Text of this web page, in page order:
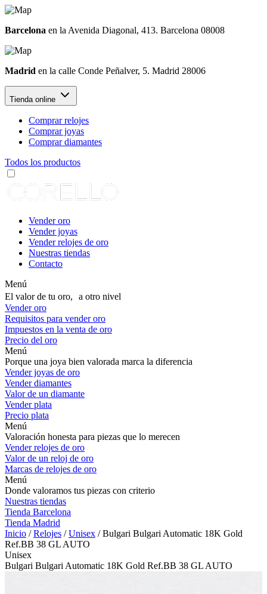
Barcelona en la Avenida Diagonal, 413. Barcelona 08008
Madrid en la calle Conde Peñalver, 5. Madrid 28006
Tienda online
Comprar relojes
Comprar joyas
Comprar diamantes
Todos los productos
Vender oro
Vender joyas
Vender relojes de oro
Nuestras tiendas
Contacto
Menú
El valor de tu oro, a otro nivel
Vender oro
Requisitos para vender oro
Impuestos en la venta de oro
Precio del oro
Menú
Porque una joya bien valorada marca la diferencia
Vender joyas de oro
Vender diamantes
Valor de un diamante
Vender plata
Precio plata
Menú
Valoración honesta para piezas que lo merecen
Vender relojes de oro
Valor de un reloj de oro
Marcas de relojes de oro
Menú
Donde valoramos tus piezas con criterio
Nuestras tiendas
Tienda Barcelona
Tienda Madrid
Inicio /Relojes /Unisex / Bulgari Bulgari Automatic 18K Gold
Ref.BB 38 GL AUTO
Unisex
Bulgari Bulgari Automatic 18K Gold Ref.BB 38 GL AUTO